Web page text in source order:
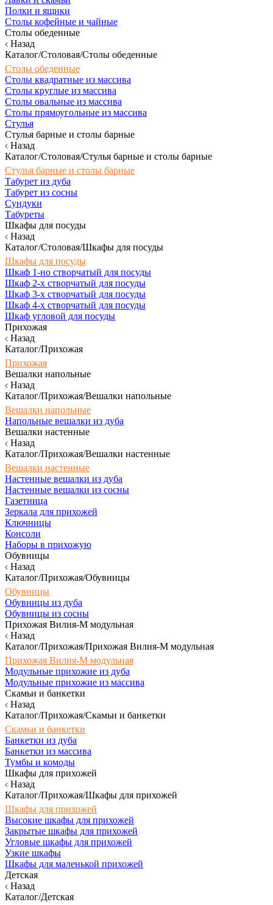
Полки и ящики
Столы кофейные и чайные
Столы обеденные
Назад
Каталог/Столовая/Столы обеденные
Столы обеденные
Столы квадратные из массива
Столы круглые из массива
Столы овальные из массива
Столы прямоугольные из массива
Стулья
Стулья барные и столы барные
Назад
Каталог/Столовая/Стулья барные и столы барные
Стулья барные и столы барные
Табурет из дуба
Табурет из сосны
Сундуки
Табуреты
Шкафы для посуды
Назад
Каталог/Столовая/Шкафы для посуды
Шкафы для посуды
Шкаф 1-но створчатый для посуды
Шкаф 2-х створчатый для посуды
Шкаф 3-х створчатый для посуды
Шкаф 4-х створчатый для посуды
Шкаф угловой для посуды
Прихожая
Назад
Каталог/Прихожая
Прихожая
Вешалки напольные
Назад
Каталог/Прихожая/Вешалки напольные
Вешалки напольные
Напольные вешалки из дуба
Вешалки настенные
Назад
Каталог/Прихожая/Вешалки настенные
Вешалки настенные
Настенные вешалки из дуба
Настенные вешалки из сосны
Газетница
Зеркала для прихожей
Ключницы
Консоли
Наборы в прихожую
Обувницы
Назад
Каталог/Прихожая/Обувницы
Обувницы
Обувницы из дуба
Обувницы из сосны
Прихожая Вилия-М модульная
Назад
Каталог/Прихожая/Прихожая Вилия-М модульная
Прихожая Вилия-М модульная
Модульные прихожие из дуба
Модульные прихожие из массива
Скамьи и банкетки
Назад
Каталог/Прихожая/Скамьи и банкетки
Скамьи и банкетки
Банкетки из дуба
Банкетки из массива
Тумбы и комоды
Шкафы для прихожей
Назад
Каталог/Прихожая/Шкафы для прихожей
Шкафы для прихожей
Высокие шкафы для прихожей
Закрытые шкафы для прихожей
Угловые шкафы для прихожей
Узкие шкафы
Шкафы для маленькой прихожей
Детская
Назад
Каталог/Детская